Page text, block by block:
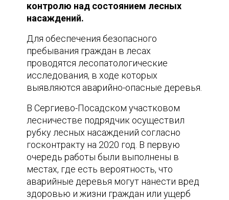
контролю над состоянием лесных
насаждений.
Для обеспечения безопасного
пребывания граждан в лесах
проводятся лесопатологические
исследования, в ходе которых
выявляются аварийно-опасные деревья.
В Сергиево-Посадском участковом
лесничестве подрядчик осуществил
рубку лесных насаждений согласно
госконтракту на 2020 год. В первую
очередь работы были выполнены в
местах, где есть вероятность, что
аварийные деревья могут нанести вред
здоровью и жизни граждан или ущерб